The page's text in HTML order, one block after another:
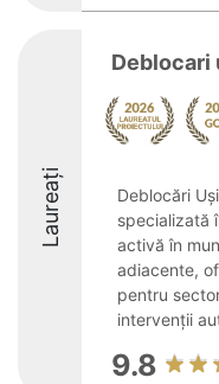
Laureați
Deblocari
Deblocări
specializată
activă în
adiacente,
pentru
intervenții
9.8